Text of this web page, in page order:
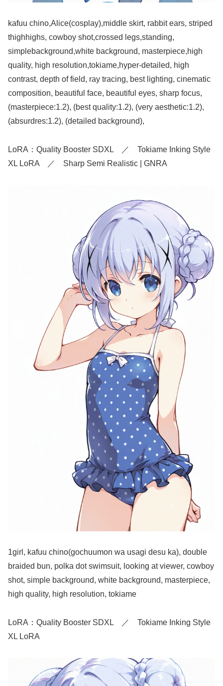
kafuu chino,Alice(cosplay),middle skirt, rabbit ears, striped
thighhighs, cowboy shot,crossed legs,standing,
simplebackground,white background, masterpiece,high
quality, high resolution,tokiame,hyper-detailed, high
contrast, depth of field, ray tracing, best lighting, cinematic
composition, beautiful face, beautiful eyes, sharp focus,
(masterpiece:1.2), (best quality:1.2), (very aesthetic:1.2),
(absurdres:1.2), (detailed background),
LoRA：Quality Booster SDXL ／ Tokiame Inking Style
XL LoRA ／ Sharp Semi Realistic | GNRA
1girl, kafuu chino(gochuumon wa usagi desu ka), double
braided bun, polka dot swimsuit, looking at viewer, cowboy
shot, simple background, white background, masterpiece,
high quality, high resolution, tokiame
LoRA：Quality Booster SDXL ／ Tokiame Inking Style
XL LoRA